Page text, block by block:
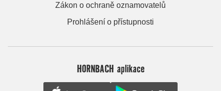
Zákon o ochraně oznamovatelů
Prohlášení o přístupnosti
HORNBACH aplikace